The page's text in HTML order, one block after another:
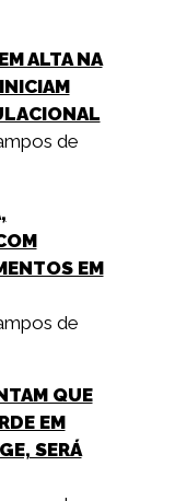
ALTA NA
de
EM
de
QUE
EM
SERÁ